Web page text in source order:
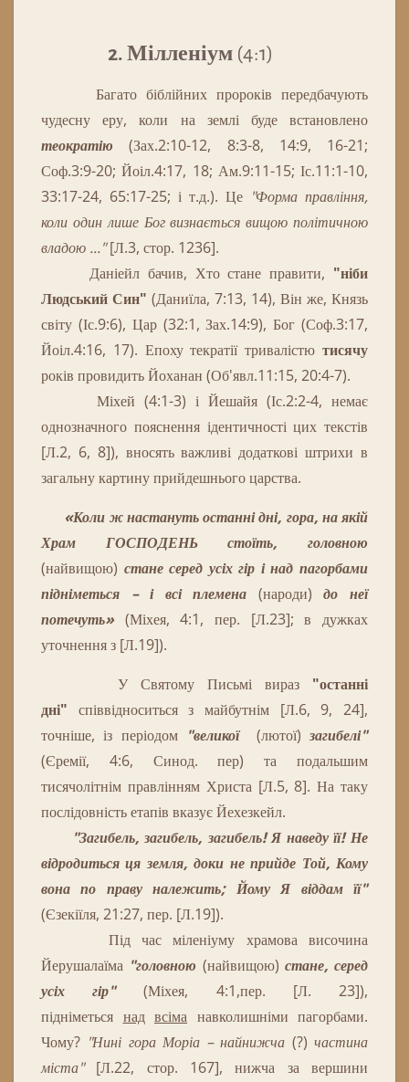
2. Мілленіум(4:1)
Багато біблійних пророків передбачують
чудесну еру, коли на землі буде встановлено
теократію
(Зах.2:10-12, 8:3-8, 14:9, 16-21;
Соф.3:9-20; Йоіл.4:17, 18; Ам.9:11-15; Іс.11:1-10,
33:17-24, 65:17-25; і т.д.). Це "Форма правління,
коли один лише Бог визнається вищою політичною
владою ..." [Л.3, стор. 1236].
Даніейл бачив, Хто стане правити, "ніби
Людський Син" (Даниїла, 7:13, 14), Він же, Князь
світу (Іс.9:6), Цар (32:1, Зах.14:9), Бог (Соф.3:17,
Йоіл.4:16, 17). Епоху текратії тривалістю тисячу
років провидить Йоханан (Об'явл.11:15, 20:4-7).
Міхей (4:1-3) і Йешайя (Іс.2:2-4, немає
однозначного пояснення ідентичності цих текстів
[Л.2, 6, 8]), вносять важливі додаткові штрихи в
загальну картину прийдешнього царства.
«Коли жнастанутьостаннідні, гора, наякій
Храм
ГОСПОДЕНЬстоїть,
головною
(найвищою) стане серед усіх гір і над пагорбами
підніметься –і всі племена (народи) до неї
потечуть»(Міхея, 4:1, пер. [Л.23]; в дужках
уточнення з [Л.19]).
У Святому Письмі вираз
"останні
дні" співвідноситься з майбутнім [Л.6, 9, 24],
точніше, із періодом "великої (лютої)загибелі"
(Єремії, 4:6, Синод. пер) та
подальшим
тисячолітнім правлінням Христа [Л.5, 8]. На таку
послідовність етапів вказує Йехезкейл.
"Загибель, загибель, загибель! Я наведу її! Не
відродиться ця земля, доки не прийде Той, Кому
вона по праву належить; Йому Я віддам її"
(Єзекіїля, 21:27, пер. [Л.19]).
Під час міленіуму храмова височина
Йерушалаїма "головною (найвищою) стане, серед
усіх гір"(Міхея, 4:1,пер. [Л. 23]),
підніметься над всіма навколишніми пагорбами.
Чому? "Нині гора Моріа – найнижча (?) частина
міста"
[Л.22, стор. 167], нижча за вершини